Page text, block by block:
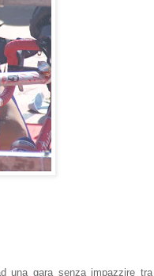
una gara senza impazzire tra